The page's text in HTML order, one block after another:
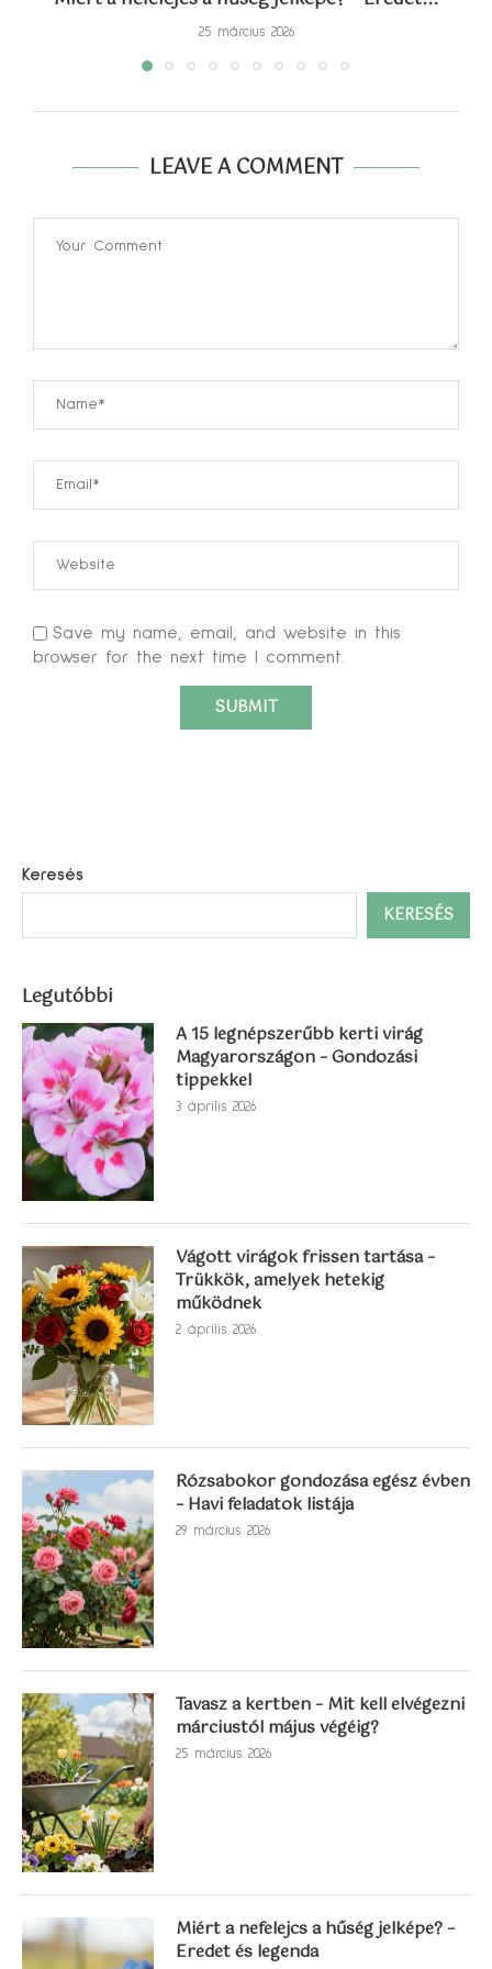
25 március 2026
LEAVE A COMMENT
Save my name, email, and website in this
browser for the next time I comment.
Keresés
KERESÉS
Legutóbbi
A 15 legnépszerűbb kerti virág
Magyarországon – Gondozási
tippekkel
3 április 2026
Vágott virágok frissen tartása –
Trükkök, amelyek hetekig
működnek
2 április 2026
Rózsabokor gondozása egész évben
– Havi feladatok listája
29 március 2026
Tavasz a kertben – Mit kell elvégezni
márciustól május végéig?
25 március 2026
Miért a nefelejcs a hűség jelképe? –
Eredet és legenda